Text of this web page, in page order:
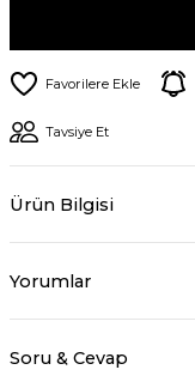
Tavsiye Et
Ürün Bilgisi
Yorumlar
Soru & Cevap